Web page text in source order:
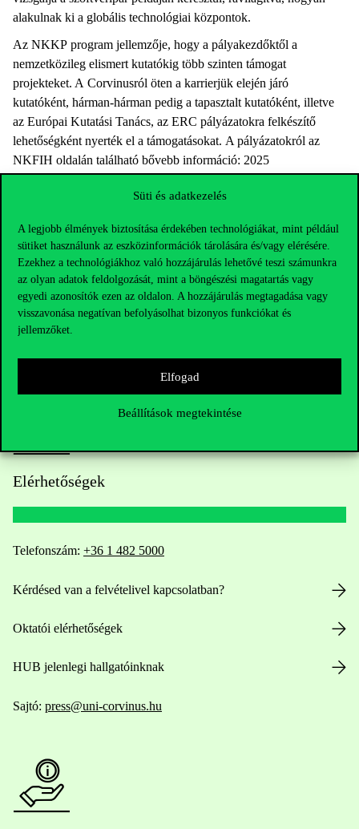
Süti és adatkezelés
A legjobb élmények biztosítása érdekében technológiákat, mint például
sütiket használunk az eszközinformációk tárolására és/vagy elérésére.
Ezekhez a technológiákhoz való hozzájárulás lehetővé teszi számunkra
az olyan adatok feldolgozását, mint a böngészési magatartás vagy
egyedi azonosítók ezen az oldalon. A hozzájárulás megtagadása vagy
visszavonása negatívan befolyásolhat bizonyos funkciókat és
jellemzőket.
Elfogad
Beállítások megtekintése
alakulnak ki a globális technológiai központok.
Az NKKP program jellemzője, hogy a pályakezdőktől a
nemzetközileg elismert kutatókig több szinten támogat
projekteket. A Corvinusról öten a karrierjük elején járó
kutatóként, hárman-hárman pedig a tapasztalt kutatóként, illetve
az Európai Kutatási Tanács, az ERC pályázatokra felkészítő
lehetőségként nyerték el a támogatásokat. A pályázatokról az
NKFIH oldalán található bővebb információ: 2025
végistarting,advanced,excellencedöntések 2026-os
projektindulásokkal, illetve a 2024
kezdődő kutatásokra.
Elérhetőségek
Telefonszám: +36 1 482 5000
Kérdésed van a felvételivel kapcsolatban?
Oktatói elérhetőségek
HUB jelenlegi hallgatóinknak
Sajtó: press@uni-corvinus.hu